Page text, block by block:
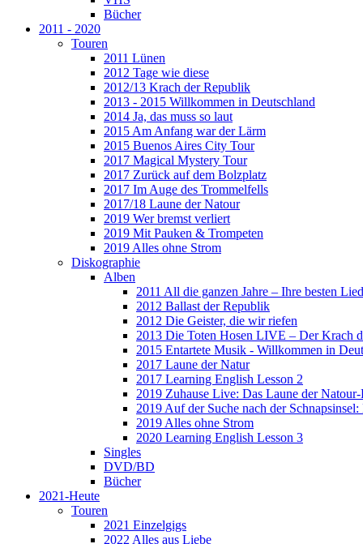
Bücher
2011 - 2020
Touren
2011 Lünen
2012 Tage wie diese
2012/13 Krach der Republik
2013 - 2015 Willkommen in Deutschland
2014 Ja, das muss so laut
2015 Am Anfang war der Lärm
2015 Buenos Aires City Tour
2017 Magical Mystery Tour
2017 Zurück auf dem Bolzplatz
2017 Im Auge des Trommelfells
2017/18 Laune der Natour
2019 Wer bremst verliert
2019 Mit Pauken & Trompeten
2019 Alles ohne Strom
Diskographie
Alben
2011 All die ganzen Jahre – Ihre besten
2012 Ballast der Republik
2012 Die Geister, die wir riefen
2013 Die Toten Hosen LIVE – Der Krach
2015 Entartete Musik - Willkommen in
2017 Laune der Natur
2017 Learning English Lesson 2
2019 Zuhause Live: Das Laune der
2019 Auf der Suche nach der
2019 Alles ohne Strom
2020 Learning English Lesson 3
Singles
DVD/BD
Bücher
2021-Heute
Touren
2021 Einzelgigs
2022 Alles aus Liebe